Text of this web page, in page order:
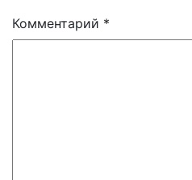
Комментарий *